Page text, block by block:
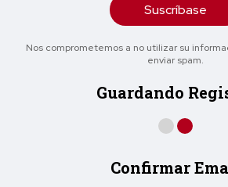
Suscríbase
Nos comprometemos a no utilizar su
enviar spam.
Guardando
Confirmar